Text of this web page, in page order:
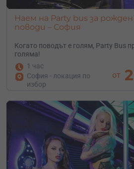
Наем на Party bus за
поводи – София
Когато поводът е голям, Party Bus
голяма!
1 час
София - локация по
избор
от